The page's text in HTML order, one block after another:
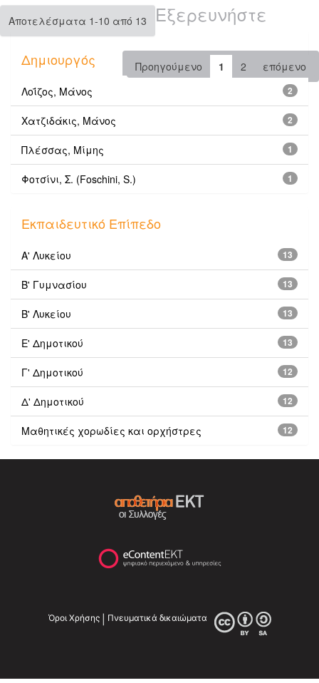
Αποτελέσματα 1-10 από 13
Προηγούμενο 1 2 επόμενο
Εξερευνήστε
Δημιουργός
2
Λοΐζος, Μάνος
2
Χατζιδάκις, Μάνος
1
Πλέσσας, Μίμης
1
Φοτσίνι, Σ. (Foschini, S.)
Εκπαιδευτικό Επίπεδο
13
Α' Λυκείου
13
Β' Γυμνασίου
13
Β' Λυκείου
13
Ε' Δημοτικού
12
Γ' Δημοτικού
12
Δ' Δημοτικού
12
Μαθητικές χορωδίες και ορχήστρες